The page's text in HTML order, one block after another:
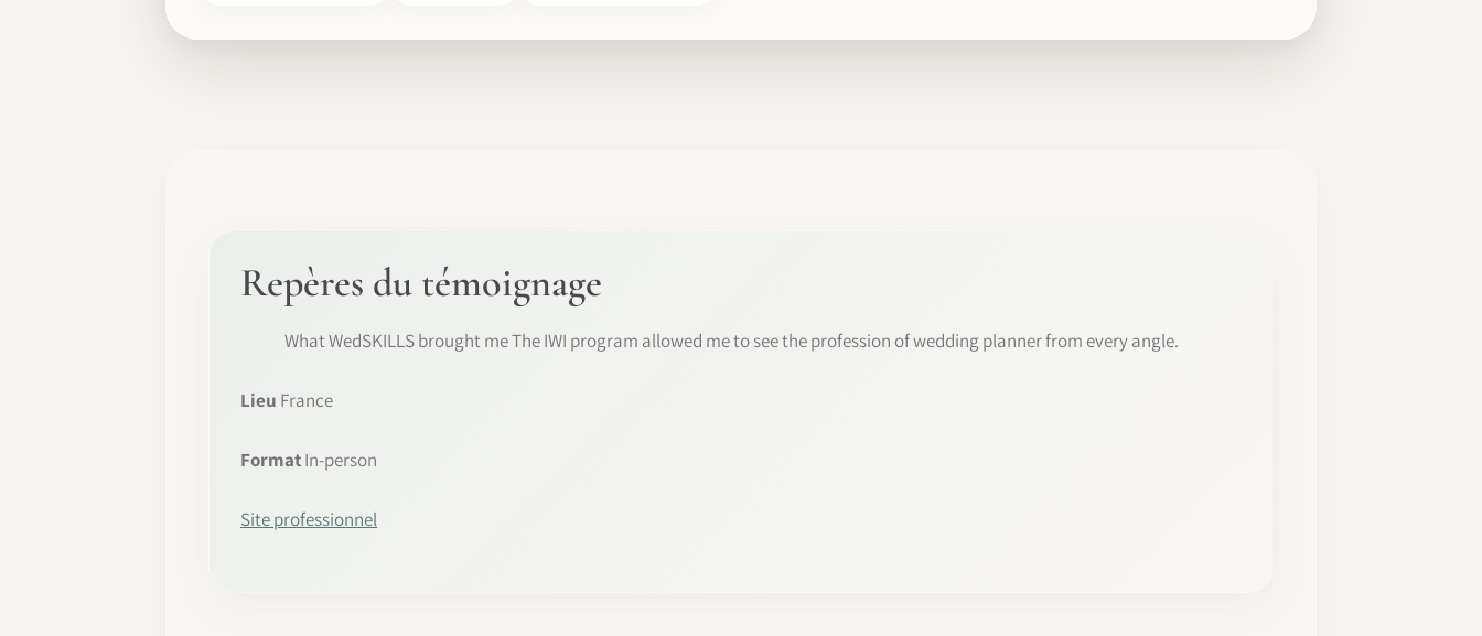
Repères du témoignage
What WedSKILLS brought me The IWI program allowed me to see the profession of wedding planner from every angle.
Lieu France
FormatIn-person
Site professionnel